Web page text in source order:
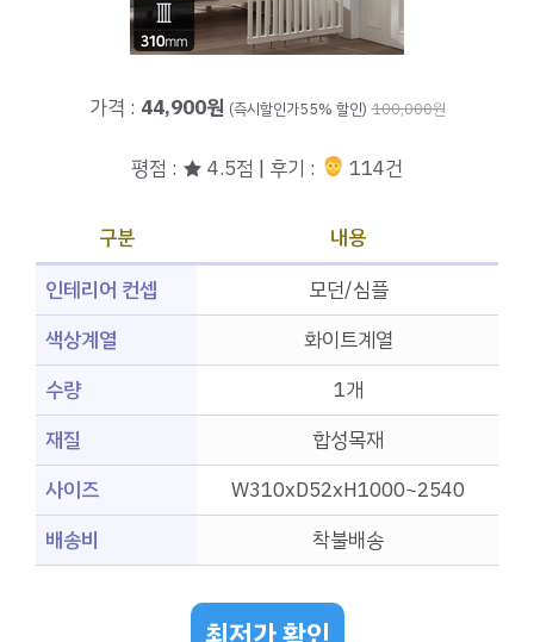
가격 : 44,900원 (즉시할인가55% 할인) 100,000원
평점 : ★ 4.5점 | 후기 : 114건
구분
내용
인테리어 컨셉
모던/심플
색상계열
화이트계열
수량
1개
재질
합성목재
사이즈
W310xD52xH1000~2540
배송비
착불배송
최저가 확인